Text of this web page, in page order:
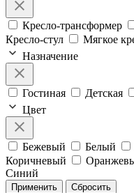
Кресло-трансформер
Кресло-стул
Мягкое
Назначение
Гостиная Детская
Цвет
Бежевый Белый
Коричневый
Синий
Применить Сбросить